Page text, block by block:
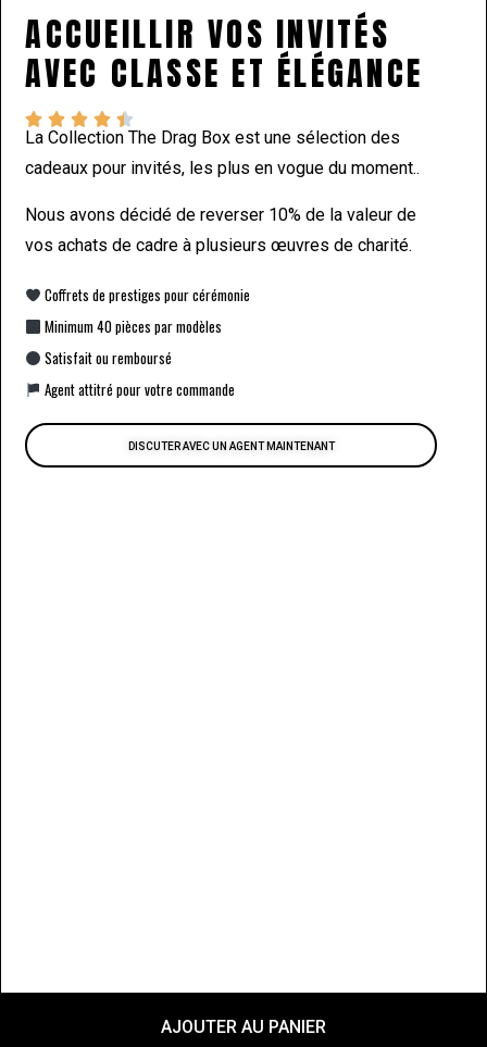
ACCUEILLIR VOS INVITÉS
AVEC CLASSE ET ÉLÉGANCE
    
La Collection The Drag Box est une sélection des
cadeaux pour invités, les plus en vogue du moment..
Nous avons décidé de reverser 10% de la valeur de
vos achats de cadre à plusieurs œuvres de charité.
Coffrets de prestiges pour cérémonie
Minimum 40 pièces par modèles
Satisfait ou remboursé
Agent attitré pour votre commande
DISCUTER AVEC UN AGENT MAINTENANT
AJOUTER AU PANIER